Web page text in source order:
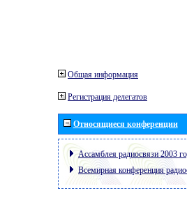
Общая информация
Регистрация делегатов
Относящиеся конференции
Ассамблея радиосвязи 2003
Всемирная конференция